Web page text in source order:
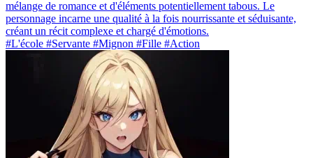
mélange de romance et d'éléments potentiellement tabous. Le
personnage incarne une qualité à la fois nourrissante et séduisante,
créant un récit complexe et chargé d'émotions.
#L'école #Servante #Mignon #Fille #Action